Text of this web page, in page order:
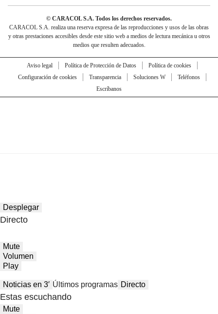
© CARACOL S.A. Todos los derechos reservados.
CARACOL S.A. realiza una reserva expresa de las reproducciones y usos de las obras
y otras prestaciones accesibles desde este sitio web a medios de lectura mecánica u otros
medios que resulten adecuados.
Aviso legal Política de Protección de Datos
Política de cookies
Configuración de cookies
Transparencia Soluciones W
Teléfonos
Escríbanos
Desplegar
Directo
Mute
Volumen
Play
Noticias en 3′ Últimos programas Directo
Estas escuchando
Mute